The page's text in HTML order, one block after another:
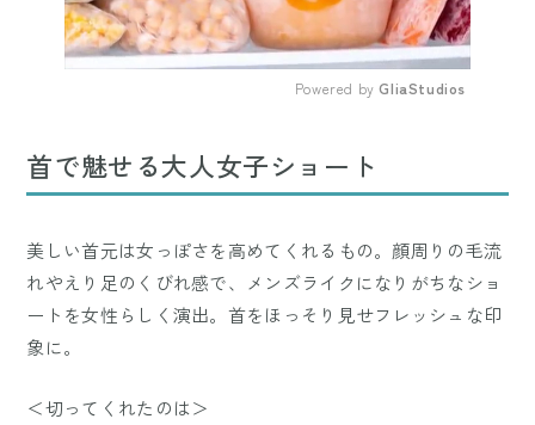
Powered by GliaStudios
首で魅せる大人女子ショート
美しい首元は女っぽさを高めてくれるもの。顔周りの毛流
れやえり足のくびれ感で、メンズライクになりがちなショ
ートを女性らしく演出。首をほっそり見せフレッシュな印
象に。
＜切ってくれたのは＞